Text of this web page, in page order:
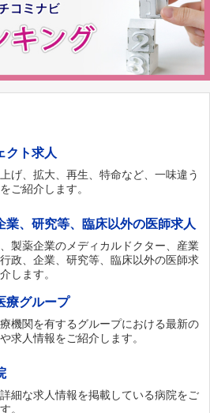
クト求人
げ、拡大、再生、特命など、一味違う
ご紹介します。
業、研究等、臨床以外の医師求人
製薬企業のメディカルドクター、産業
政、企業、研究等、臨床以外の医師求
します。
療グループ
機関を有するグループにおける最新の
求人情報をご紹介します。
細な求人情報を掲載している病院をご
。